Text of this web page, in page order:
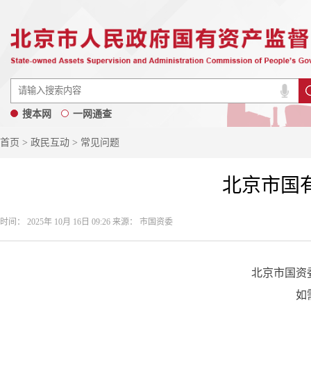
搜本网 一网通查
首页 > 政民互动 > 常见问题
北京市国
时间： 2025年 10月 16日 09:26 来源： 市国资委
北京市国资委
如需